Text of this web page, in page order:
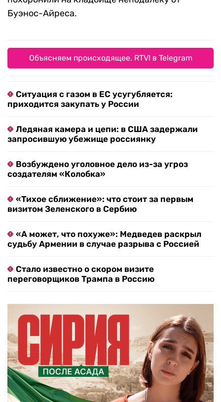
Буэнос-Айреса.
Объясняем происходящее. RTVI в Telegram
Ситуация с газом в ЕС усугубляется:
приходится закупать у России
Ледяная камера и цепи: в США задержали
запросившую убежище россиянку
Возбуждено уголовное дело из-за угроз
создателям «Колобка»
«Тихое сближение»: что стоит за первым
визитом Зеленского в Сербию
«А может, что похуже»: Медведев раскрыл
судьбу Армении в случае разрыва с Россией
Стало известно о скором визите
переговорщиков Трампа в Россию